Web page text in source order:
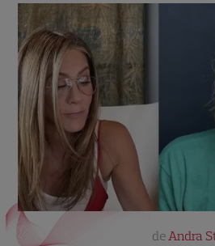
deAndra